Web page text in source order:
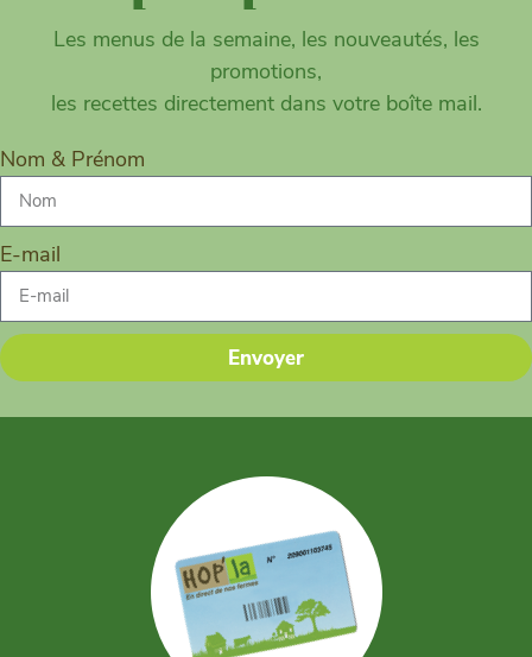
Les menus de la semaine, les nouveautés, les
promotions,
les recettes directement dans votre boîte mail.
Nom & Prénom
E-mail
Envoyer